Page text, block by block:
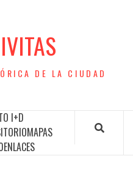
DE LA CIUDAD
I+D
MAPAS
ENLACES